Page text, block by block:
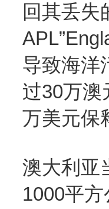
回其丢失
导致海洋
过30万澳
万美元保
澳大利亚
1000平